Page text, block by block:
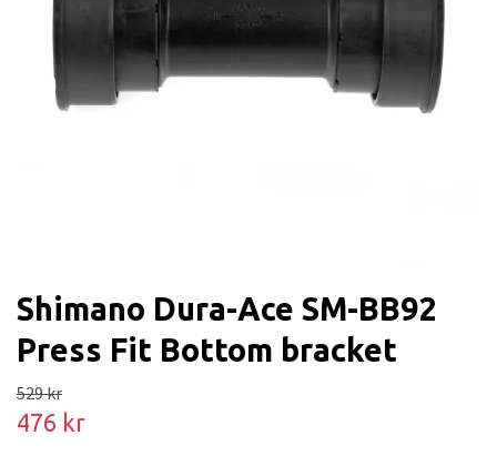
Shimano Dura-Ace SM-BB92
Press Fit Bottom bracket
529 kr
476 kr